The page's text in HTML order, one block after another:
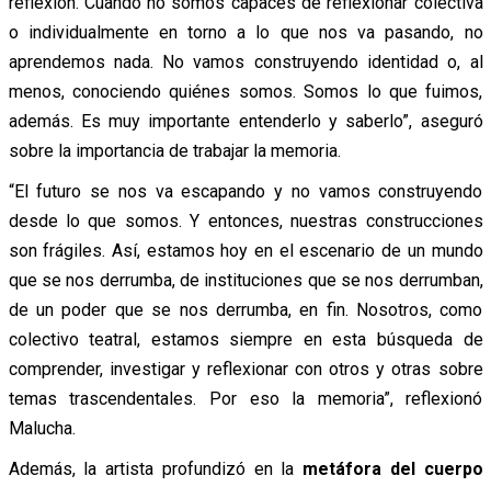
o individualmente en torno a lo que nos va pasando, no
aprendemos nada. No vamos construyendo identidad o, al
menos, conociendo quiénes somos. Somos lo que fuimos,
además. Es muy importante entenderlo y saberlo”, aseguró
sobre la importancia de trabajar la memoria.
“El futuro se nos va escapando y no vamos construyendo
desde lo que somos. Y entonces, nuestras construcciones
son frágiles. Así, estamos hoy en el escenario de un mundo
que se nos derrumba, de instituciones que se nos derrumban,
de un poder que se nos derrumba, en fin. Nosotros, como
colectivo teatral, estamos siempre en esta búsqueda de
comprender, investigar y reflexionar con otros y otras sobre
temas trascendentales. Por eso la memoria”, reflexionó
Malucha.
Además, la artista profundizó en la metáfora del cuerpo